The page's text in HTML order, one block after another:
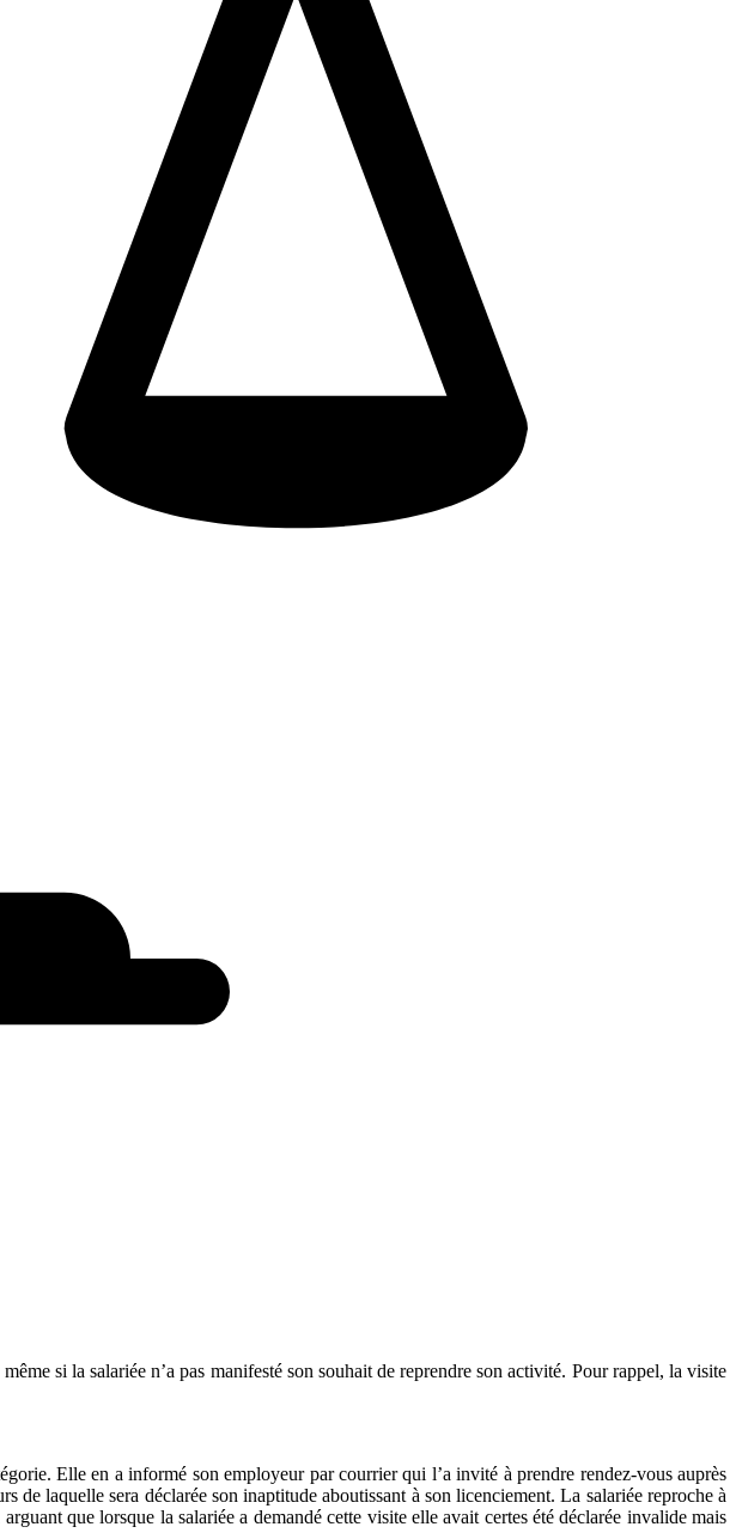
si la salariée n’a pas manifesté son souhait de reprendre son activité. Pour rappel, la visite
Elle en a informé son employeur par courrier qui l’a invité à prendre rendez-vous auprès
laquelle sera déclarée son inaptitude aboutissant à son licenciement. La salariée reproche à
que lorsque la salariée a demandé cette visite elle avait certes été déclarée invalide mais